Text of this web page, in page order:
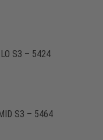
S3 – 5424
S3 – 5464